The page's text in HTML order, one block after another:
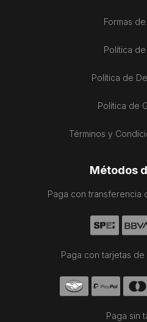
Formas
Política
Política de
Política de
Términos y
Métodos
Paga con transferencia
Paga con tarjetas
Paga sin